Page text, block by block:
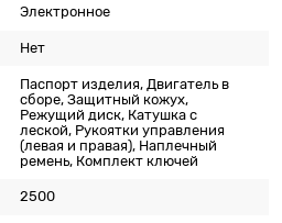
Электронное
Нет
Паспорт изделия, Двигатель в
сборе, Защитный кожух,
Режущий диск, Катушка с
леской, Рукоятки управления
(левая и правая), Наплечный
ремень, Комплект ключей
2500